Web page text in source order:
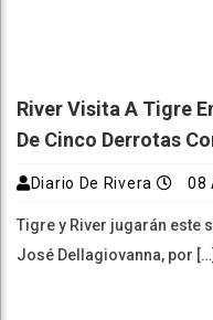
River Visita A Tigre
De Cinco Derrotas
Diario De Rivera 08
Tigre y River jugarán este
José Dellagiovanna, por […]